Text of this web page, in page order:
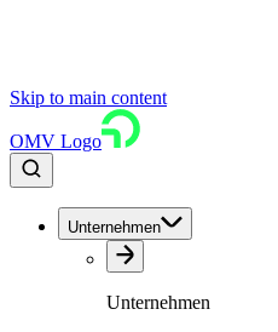
Skip to main content
OMV Logo
Unternehmen
Unternehmen